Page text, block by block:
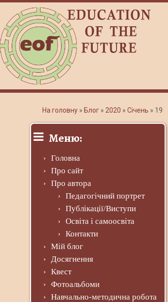
На головну » Блог » 2020 » Січень » 19
Меню:
Головна
Про сайт
Про автора
Педагогічний портрет
Публікації/Виступи
Освіта і самоосвіта
Контакти
Мій блог
Досягнення
Квест
Фотоальбоми
Навчально-методична робота